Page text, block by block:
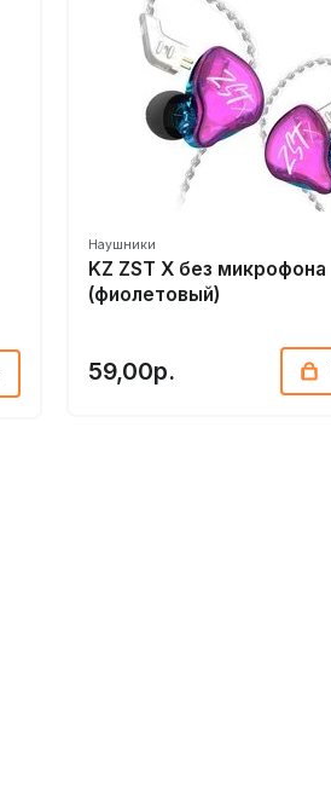
Наушники
KZ ZST X без микрофона
(фиолетовый)
59,00р.